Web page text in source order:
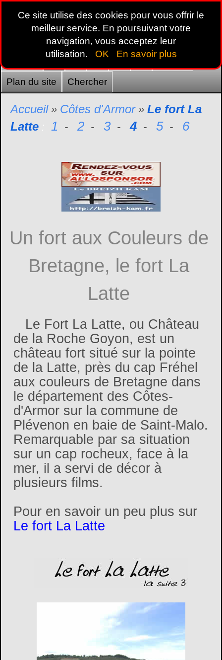
22 29 35 44 56 France
Plan du site Chercher
Accueil» Côtes d'Armor» Le fort La
Latte : 1 - 2 - 3 - 4 - 5 - 6
Un fort aux Couleurs de
Bretagne, le fort La
Latte
Le Fort La Latte, ou Château
de la Roche Goyon, est un
château fort situé sur la pointe
de la Latte, près du cap Fréhel
aux couleurs de Bretagne dans
le département des Côtes-
d'Armor sur la commune de
Plévenon en baie de Saint-Malo.
Remarquable par sa situation
sur un cap rocheux, face à la
mer, il a servi de décor à
plusieurs films.
Pour en savoir un peu plus sur
Le fort La Latte
Ce site utilise des cookies pour vous offrir le
meilleur service. En poursuivant votre
navigation, vous acceptez leur
utilisation.
OK En savoir plus